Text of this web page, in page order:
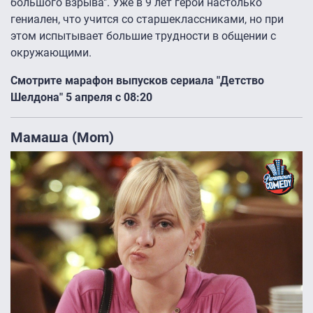
гениален, что учится со старшеклассниками, но при
этом испытывает большие трудности в общении с
окружающими.
Смотрите марафон выпусков сериала "Детство
Шелдона" 5 апреля с 08:20
Мамаша (Mom)